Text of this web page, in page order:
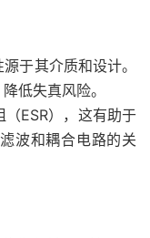
于其介质和设计。
低失真风险。
ESR），这有助于
波和耦合电路的关